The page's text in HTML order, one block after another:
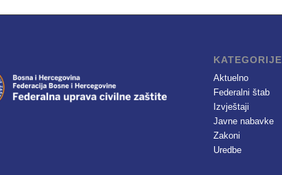
KATEGORIJE
Aktuelno
Federalni štab
Izvještaji
Javne nabavke
Zakoni
Uredbe